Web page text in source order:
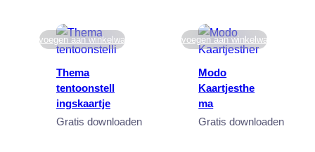
Toevoegen aan winkelwagen
Thema
tentoonstell
ingskaartje
Gratis downloaden
Toevoegen aan winkelwagen
Modo
Kaartjesthe
ma
Gratis downloaden